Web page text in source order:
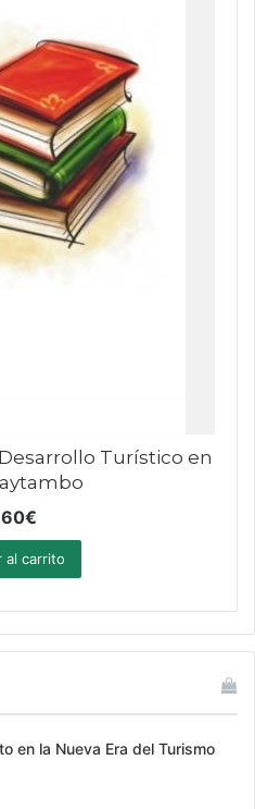
Turístico en
€
al carrito
en la Nueva Era del Turismo